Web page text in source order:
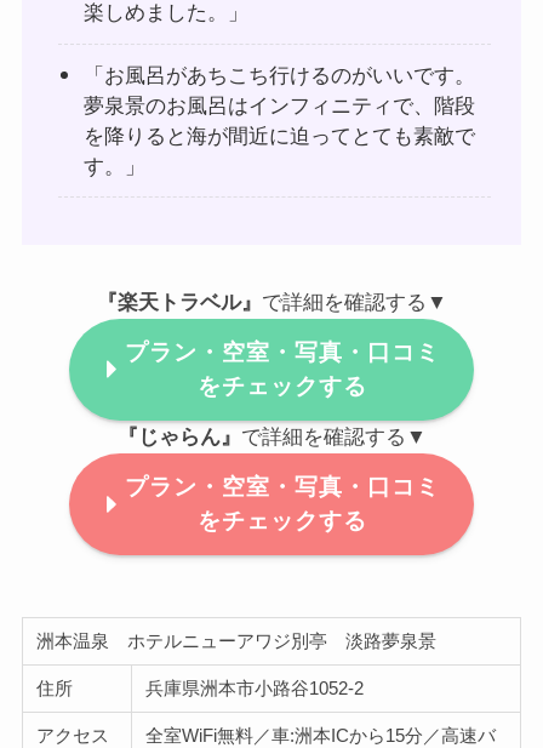
楽しめました。」
「お風呂があちこち行けるのがいいです。
夢泉景のお風呂はインフィニティで、階段
を降りると海が間近に迫ってとても素敵で
す。」
『楽天トラベル』 で詳細を確認する▼
プラン・空室・写真・口コミ
をチェックする
『じゃらん』 で詳細を確認する▼
プラン・空室・写真・口コミ
をチェックする
洲本温泉 ホテルニューアワジ別亭 淡路夢泉景
住所 兵庫県洲本市小路谷1052-2
アクセス
全室WiFi無料／車:洲本ICから15分／高速バ